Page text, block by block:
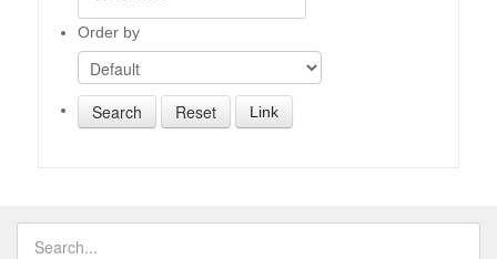
Order by
Link